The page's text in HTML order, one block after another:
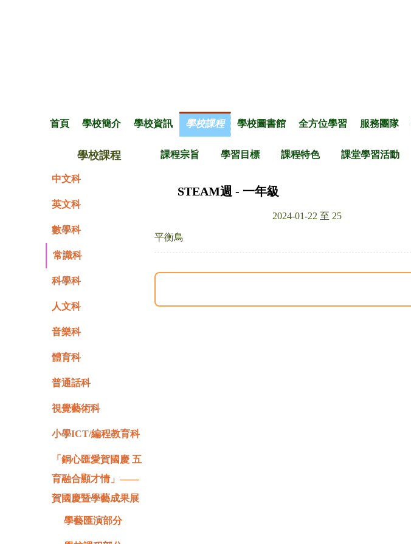
首頁 學校簡介 學校資訊 學校課程 學校圖書館 全方位學習 服務團隊
學校課程
中文科
英文科
數學科
常識科
科學科
人文科
音樂科
體育科
普通話科
視覺藝術科
小學ICT/編程教育科
「銅心匯愛賀國慶 五
育融合顯才情」——
賀國慶暨學藝成果展
學藝匯演部分
課程宗旨 學習目標 課程特色 課堂學習活動
STEAM週 - 一年級
2024-01-22 至 25
平衡鳥